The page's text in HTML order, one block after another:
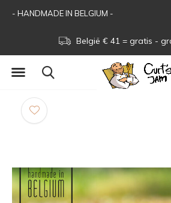
België € 41 = gratis -
- HANDMADE IN BELGIUM -